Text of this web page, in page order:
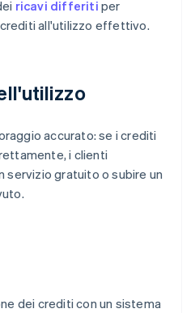
ricavi differiti per
all'utilizzo effettivo.
accurato: se i crediti
i clienti
servizio gratuito o subire un
dei crediti con un sistema